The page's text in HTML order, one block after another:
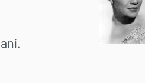
ani.